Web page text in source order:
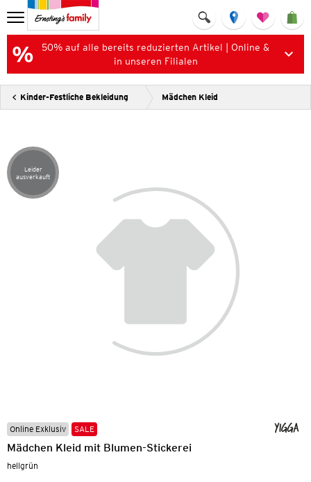
50% auf alle bereits reduzierten Artikel | Online &
in unseren Filialen
Kinder-Festliche Bekleidung Mädchen Kleid
Artikel leider ausverkauft
Leider
ausverkauft
Online Exklusiv SALE
Mädchen Kleid mit Blumen-Stickerei
hellgrün